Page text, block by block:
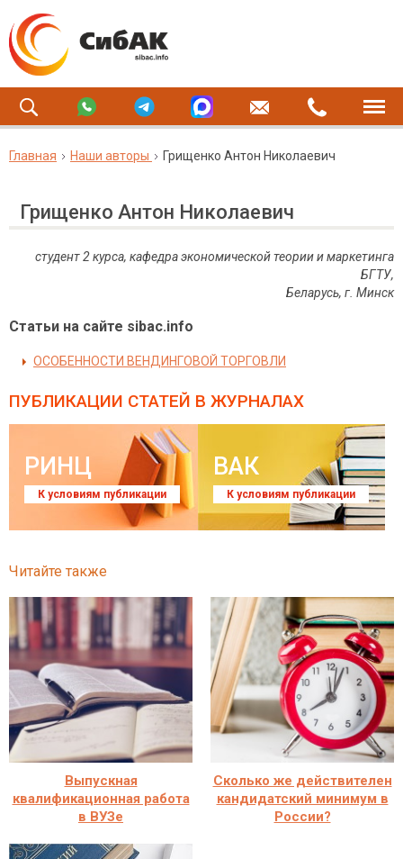
Главная Наши авторы Грищенко Антон Николаевич
Грищенко Антон Николаевич
студент 2 курса, кафедра экономической теории и маркетинга
БГТУ,
Беларусь, г. Минск
Статьи на сайте sibac.info
ОСОБЕННОСТИ ВЕНДИНГОВОЙ ТОРГОВЛИ
ПУБЛИКАЦИИ СТАТЕЙ В ЖУРНАЛАХ
РИНЦ
К условиям публикации
ВАК
К условиям публикации
Читайте также
Выпускная
квалификационная работа
в ВУЗе
Сколько же действителен
кандидатский минимум в
России?